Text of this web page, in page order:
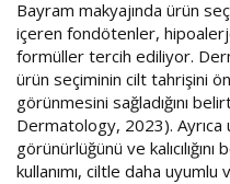
Bayram makyajında ürün
içeren fondötenler,
formüller tercih ediliyor.
ürün seçiminin cilt tahrişini
görünmesini sağladığını
Dermatology, 2023). Ayrıca
görünürlüğünü ve
kullanımı, ciltle daha